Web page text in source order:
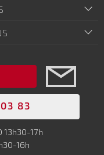
83
13h30-17h
16h